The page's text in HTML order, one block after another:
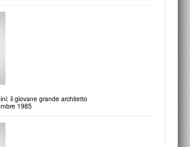
pittoresco e sublime
il giovane grande architetto
1985